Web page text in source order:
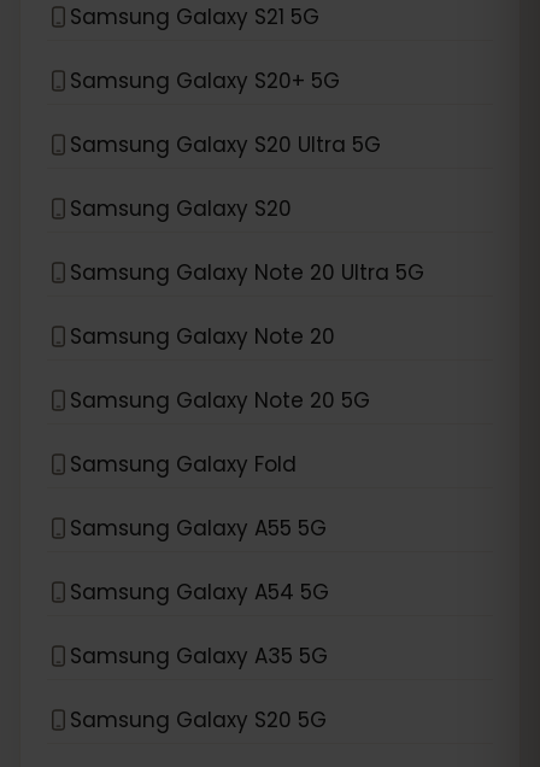
Samsung Galaxy S21 5G
Samsung Galaxy S20+ 5G
Samsung Galaxy S20 Ultra 5G
Samsung Galaxy S20
Samsung Galaxy Note 20 Ultra 5G
Samsung Galaxy Note 20
Samsung Galaxy Note 20 5G
Samsung Galaxy Fold
Samsung Galaxy A55 5G
Samsung Galaxy A54 5G
Samsung Galaxy A35 5G
Samsung Galaxy S20 5G